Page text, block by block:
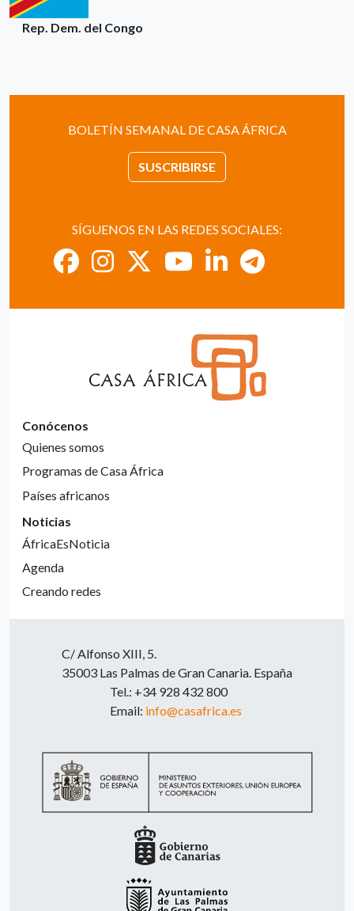
Rep. Dem. del Congo
BOLETÍN SEMANAL DE CASA ÁFRICA
SUSCRIBIRSE
SÍGUENOS EN LAS REDES SOCIALES:
Conócenos
Quienes somos
Programas de Casa África
Países africanos
Noticias
ÁfricaEsNoticia
Agenda
Creando redes
C/ Alfonso XIII, 5.
35003 Las Palmas de Gran Canaria. España
Tel.: +34 928 432 800
Email: info@casafrica.es